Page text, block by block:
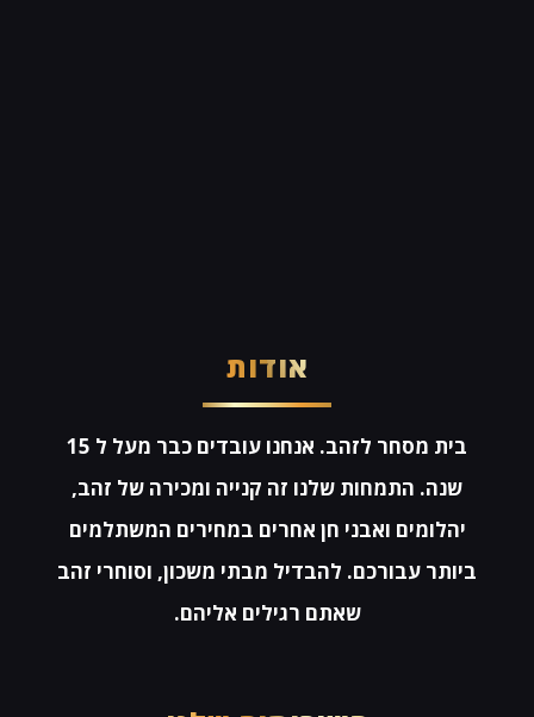
אודות
בית מסחר לזהב. אנחנו עובדים כבר מעל ל 15
שנה. התמחות שלנו זה קנייה ומכירה של זהב,
יהלומים ואבני חן אחרים במחירים המשתלמים
ביותר עבורכם. להבדיל מבתי משכון, וסוחרי זהב
שאתם רגילים אליהם.